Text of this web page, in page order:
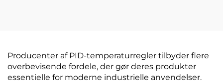
Producenter af PID-temperaturregler tilbyder flere
overbevisende fordele, der gør deres produkter
essentielle for moderne industrielle anvendelser.